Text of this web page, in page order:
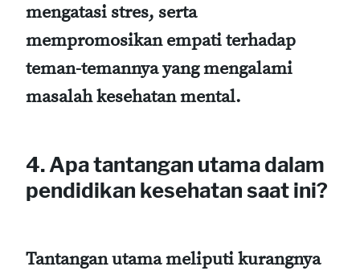
mengatasi stres, serta
mempromosikan empati terhadap
teman-temannya yang mengalami
masalah kesehatan mental.
4. Apa tantangan utama dalam
pendidikan kesehatan saat ini?
Tantangan utama meliputi kurangnya